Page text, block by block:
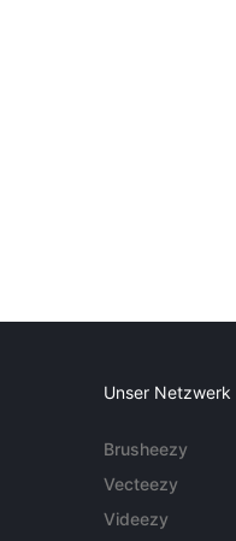
Unser Netzwerk
Brusheezy
Vecteezy
Videezy